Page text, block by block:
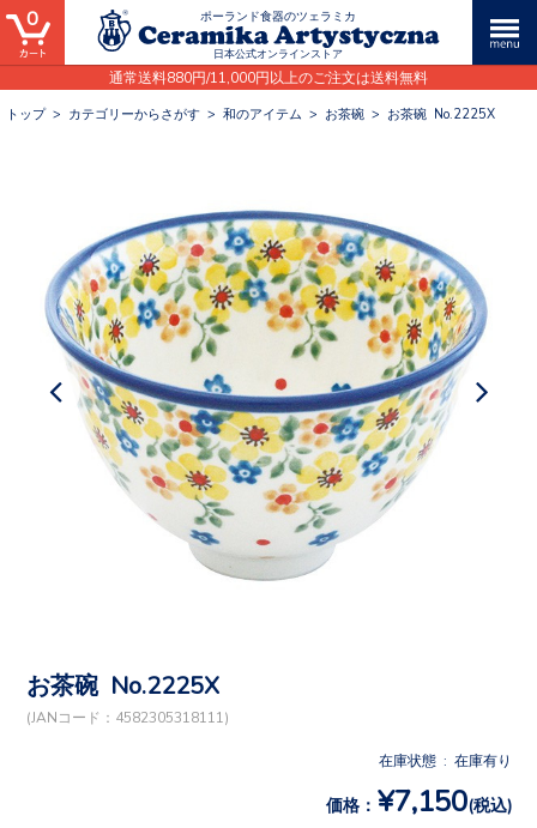
ポーランド食器のツェラミカ
日本公式オンラインストア
通常送料880円/11,000円以上のご注文は送料無料
0
トップ> カテゴリーからさがす > 和のアイテム > お茶碗 > お茶碗 No.2225X
お茶碗 No.2225X
(JANコード：4582305318111)
在庫状態 : 在庫有り
価格： ¥7,150(税込)